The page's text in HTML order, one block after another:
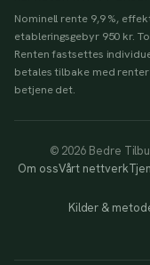
Nominell rente 9,9 %,
etableringsgebyr 950 kr.
Renten fastsettes
betales tilbake med
betjene det.
© 2026 Bedre
Om ossVårt nettverk
Kilder &